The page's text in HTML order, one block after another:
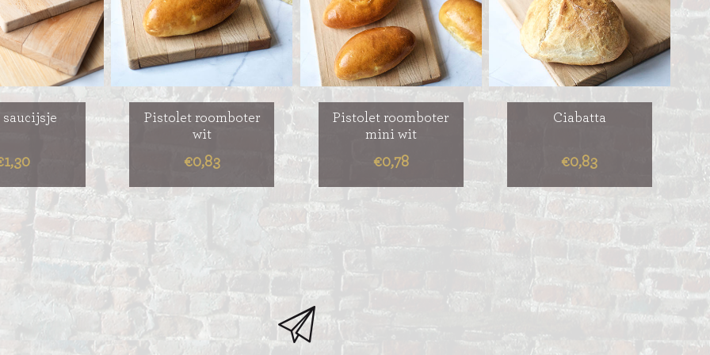
Pistolet roomboter
wit
€0,83
Pistolet roomboter
mini wit
€0,78
Ciabatta
€0,83